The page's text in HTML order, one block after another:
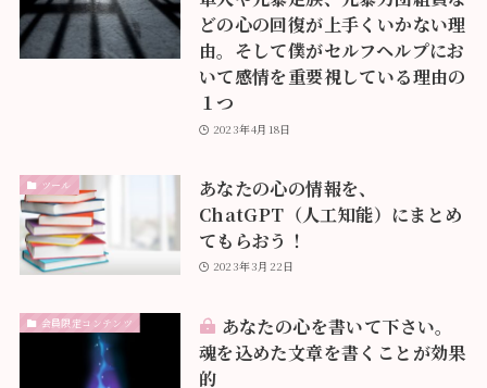
どの心の回復が上手くいかない理
由。そして僕がセルフヘルプにお
いて感情を重要視している理由の
１つ
2023年4月18日
ツール
あなたの心の情報を、
ChatGPT（人工知能）にまとめ
てもらおう！
2023年3月22日
会員限定コンテンツ
あなたの心を書いて下さい。
魂を込めた文章を書くことが効果
的